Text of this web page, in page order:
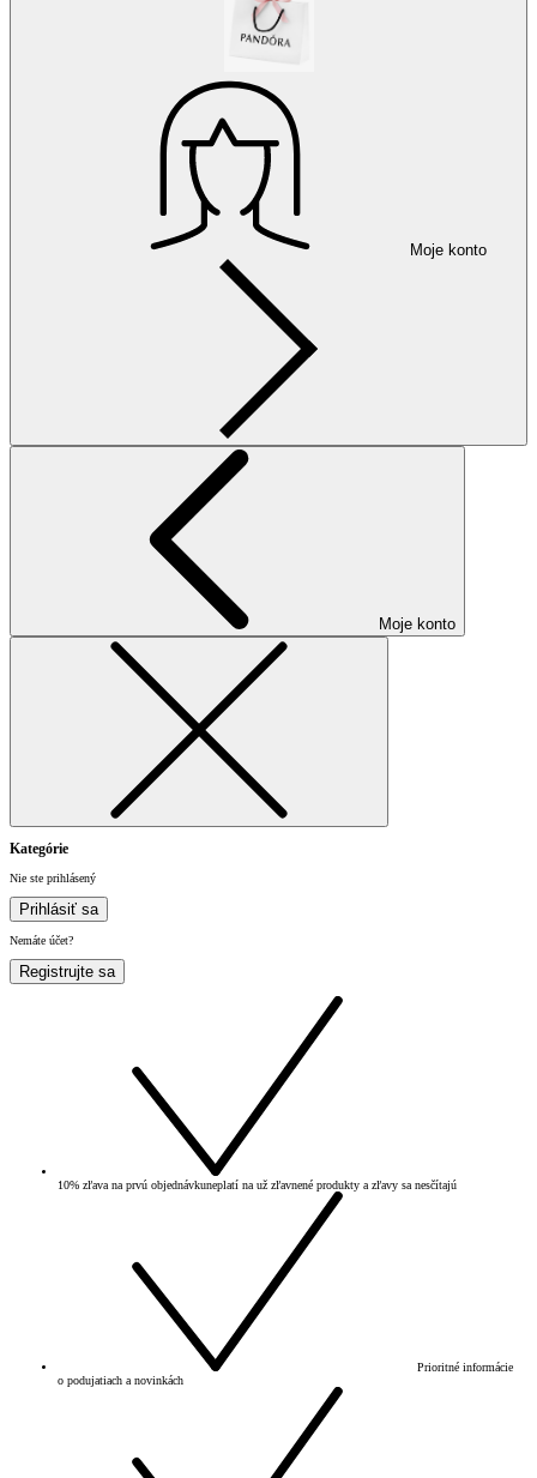
Moje konto
Moje konto
Kategórie
Nie ste prihlásený
Prihlásiť sa
Nemáte účet?
Registrujte sa
10% zľava na prvú objednávkuneplatí na už zľavnené produkty a zľavy sa nesčítajú
Prioritné informácie
o podujatiach a novinkách